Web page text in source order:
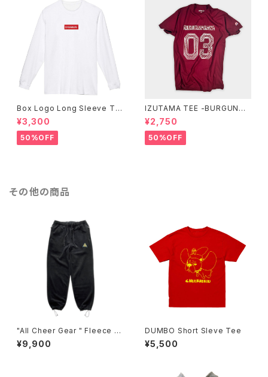
Box Logo Long Sleeve Te
e -White-
¥3,300
50%OFF
IZUTAMA TEE -BURGUNDY
-
¥2,750
50%OFF
その他の商品
"All Cheer Gear " Fleece P
ANTS
¥9,900
DUMBO Short Sleve Tee
¥5,500